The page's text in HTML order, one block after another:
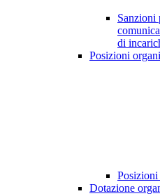
Sanzioni
di
Posizioni
Dotazione